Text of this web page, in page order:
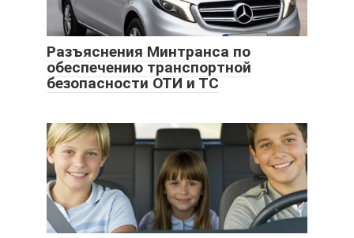
Разъяснения Минтранса по
обеспечению транспортной
безопасности ОТИ и ТС